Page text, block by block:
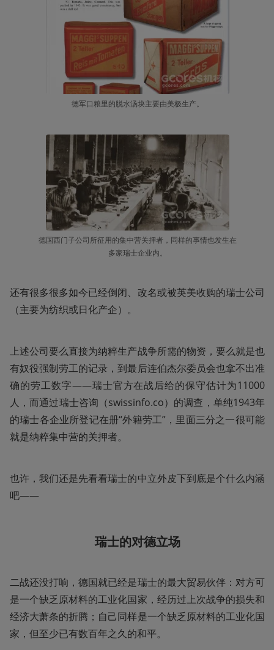
德军口粮里的脱水汤块主要由美极生产。
德国西门子公司所征用的集中营关押者，同样的事情也发生在
多家瑞士企业内。
还有很多很多如今已经倒闭、改名或被英美收购的瑞士公司
（主要为纺织或日化产企）。
上述公司要么直接为纳粹生产战争所需的物资，要么就是也
有奴役强制劳工的记录，到最后连伯杰尔委员会也拿不出准
确的劳工数字——瑞士官方在战后给的保守估计为11000
人，而通过瑞士咨询（swissinfo.co）的调查，单纯1943年
的瑞士各企业所登记在册“外籍劳工”，里面三分之一很可能
就是纳粹集中营的关押者。
也许，我们还是先看看瑞士的中立外皮下到底是个什么内涵
吧——
瑞士的对德立场
二战还没打响，德国就已经是瑞士的最大贸易伙伴：对方可
是一个缺乏原材料的工业化国家，经历过上次战争的损失和
经济大萧条的折腾；自己同样是一个缺乏原材料的工业化国
家，但至少已有数百年之久的和平。